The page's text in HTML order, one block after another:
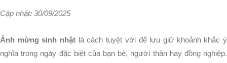
Cập nhật: 30/09/2025
Ảnh mừng sinh nhật là cách tuyệt vời để lưu giữ khoảnh khắc ý
nghĩa trong ngày đặc biệt của bạn bè, người thân hay đồng nghiệp.